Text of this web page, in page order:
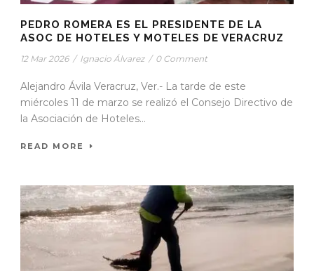
PEDRO ROMERA ES EL PRESIDENTE DE LA
ASOC DE HOTELES Y MOTELES DE VERACRUZ
12 Mar 2026 / Ignacio Álvarez / 0 Comment
Alejandro Ávila Veracruz, Ver.- La tarde de este
miércoles 11 de marzo se realizó el Consejo Directivo de
la Asociación de Hoteles...
READ MORE